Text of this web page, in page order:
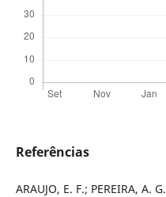
Referências
ARAUJO, E. F.; PEREIRA, A.